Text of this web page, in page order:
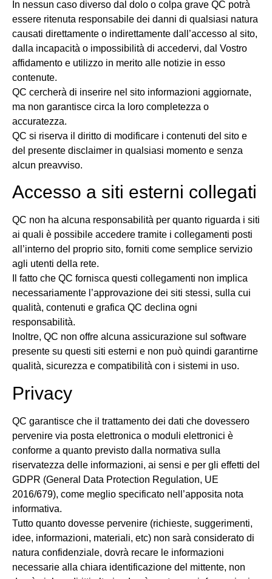
In nessun caso diverso dal dolo o colpa grave QC potrà
essere ritenuta responsabile dei danni di qualsiasi natura
causati direttamente o indirettamente dall’accesso al sito,
dalla incapacità o impossibilità di accedervi, dal Vostro
affidamento e utilizzo in merito alle notizie in esso
contenute.
QC cercherà di inserire nel sito informazioni aggiornate,
ma non garantisce circa la loro completezza o
accuratezza.
QC si riserva il diritto di modificare i contenuti del sito e
del presente disclaimer in qualsiasi momento e senza
alcun preavviso.
Accesso a siti esterni collegati
QC non ha alcuna responsabilità per quanto riguarda i siti
ai quali è possibile accedere tramite i collegamenti posti
all’interno del proprio sito, forniti come semplice servizio
agli utenti della rete.
Il fatto che QC fornisca questi collegamenti non implica
necessariamente l’approvazione dei siti stessi, sulla cui
qualità, contenuti e grafica QC declina ogni
responsabilità.
Inoltre, QC non offre alcuna assicurazione sul software
presente su questi siti esterni e non può quindi garantirne
qualità, sicurezza e compatibilità con i sistemi in uso.
Privacy
QC garantisce che il trattamento dei dati che dovessero
pervenire via posta elettronica o moduli elettronici è
conforme a quanto previsto dalla normativa sulla
riservatezza delle informazioni, ai sensi e per gli effetti del
GDPR (General Data Protection Regulation, UE
2016/679), come meglio specificato nell’apposita nota
informativa.
Tutto quanto dovesse pervenire (richieste, suggerimenti,
idee, informazioni, materiali, etc) non sarà considerato di
natura confidenziale, dovrà recare le informazioni
necessarie alla chiara identificazione del mittente, non